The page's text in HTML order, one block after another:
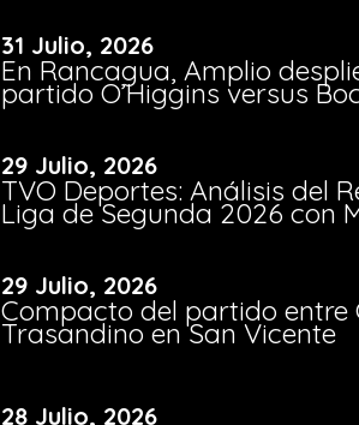
31 Julio, 2026
En Rancagua, Amplio
partido O’Higgins versus
29 Julio, 2026
TVO Deportes: Análisis del
Liga de Segunda 2026 con
29 Julio, 2026
Compacto del partido entre
Trasandino en San Vicente
28 Julio, 2026